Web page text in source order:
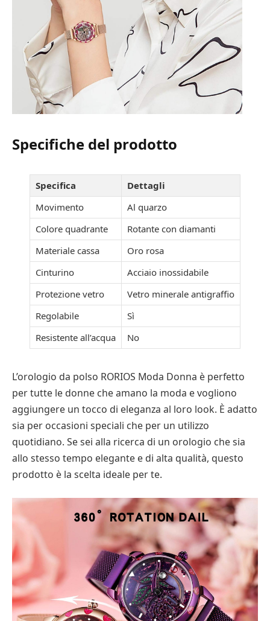
Specifiche del prodotto
Specifica
Dettagli
Movimento
Al quarzo
Colore quadrante
Rotante con diamanti
Materiale cassa
Oro rosa
Cinturino
Acciaio inossidabile
Protezione vetro
Vetro minerale antigraffio
Regolabile
Sì
Resistente all’acqua
No
L’orologio da polso RORIOS Moda Donna è perfetto
per tutte le donne che amano la moda e vogliono
aggiungere un tocco di eleganza al loro look. È adatto
sia per occasioni speciali che per un utilizzo
quotidiano. Se sei alla ricerca di un orologio che sia
allo stesso tempo elegante e di alta qualità, questo
prodotto è la scelta ideale per te.